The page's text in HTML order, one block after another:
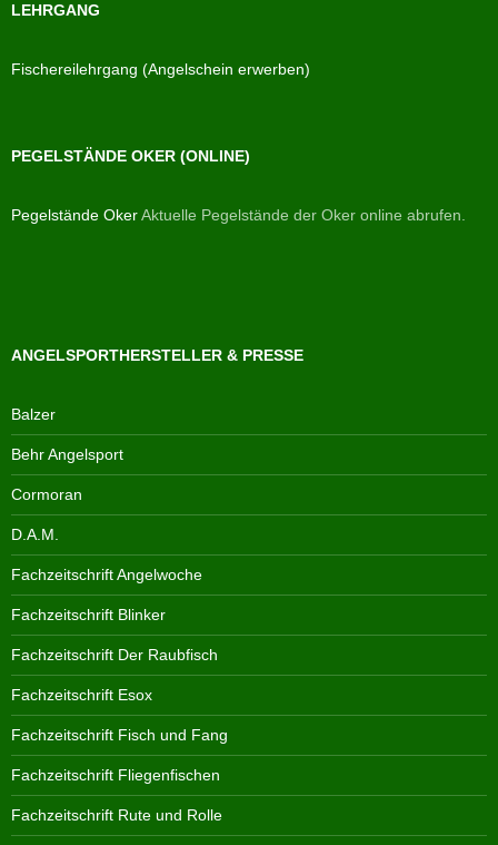
LEHRGANG
Fischereilehrgang (Angelschein erwerben)
PEGELSTÄNDE OKER (ONLINE)
Pegelstände OkerAktuelle Pegelstände der Oker online abrufen.
ANGELSPORTHERSTELLER & PRESSE
Balzer
Behr Angelsport
Cormoran
D.A.M.
Fachzeitschrift Angelwoche
Fachzeitschrift Blinker
Fachzeitschrift Der Raubfisch
Fachzeitschrift Esox
Fachzeitschrift Fisch und Fang
Fachzeitschrift Fliegenfischen
Fachzeitschrift Rute und Rolle